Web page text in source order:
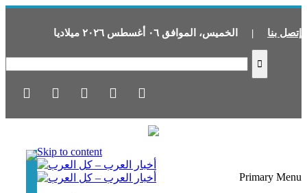
إتصل بنا | الخميس، الموافق ٠٦ أغسطس ٢٠٢٦ ميلاديا
Skip to content
Primary Menu